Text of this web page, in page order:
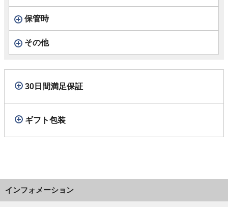
保管時
その他
30日間満足保証
ギフト包装
インフォメーション